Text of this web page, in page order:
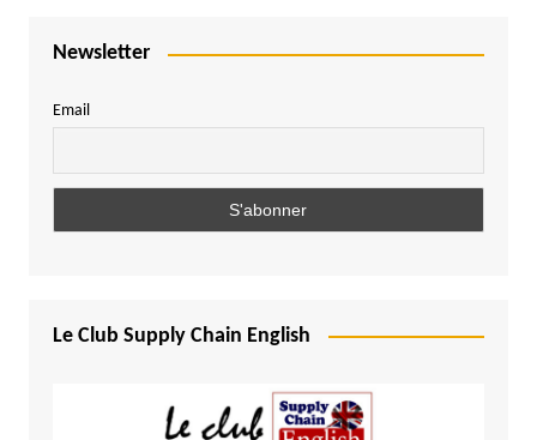
Newsletter
Email
Le Club Supply Chain English